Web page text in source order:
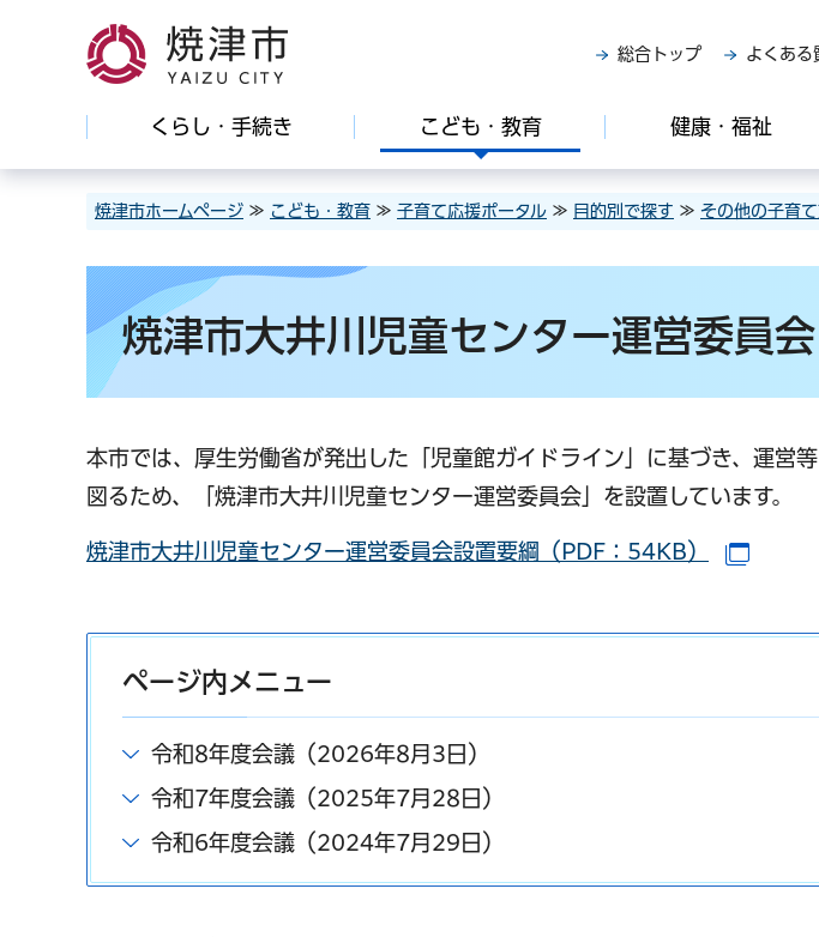
焼津市
総合トップ よくある
くらし・手続き こども・教育 健康・福祉
焼津市ホームページ ≫ こども・教育 ≫ 子育て応援ポータル ≫ 目的別で探す ≫ その他の子育
焼津市大井川児童センター運営委員会
本市では、厚生労働省が発出した「児童館ガイドライン」に基づき、運営
図るため、「焼津市大井川児童センター運営委員会」を設置しています。
焼津市大井川児童センター運営委員会設置要綱（PDF：54KB）
ページ内メニュー
令和8年度会議（2026年8月3日）
令和7年度会議（2025年7月28日）
令和6年度会議（2024年7月29日）